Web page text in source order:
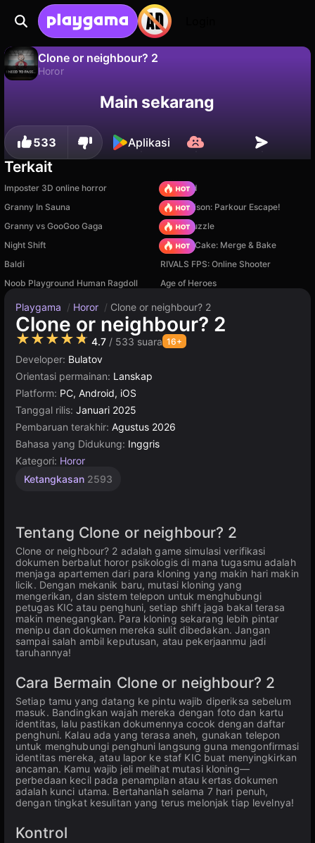
Clone or neighbour? 2
Horor
Simpan progresnya!
Main sekarang
533 Aplikasi
Terkait
Imposter 3D online horror
TB World
Granny In Sauna
Barry Prison: Parkour Escape!
Granny vs GooGoo Gaga
Arrow Puzzle
Night Shift
Piece of Cake: Merge & Bake
Baldi
RIVALS FPS: Online Shooter
Noob Playground Human Ragdoll
Age of Heroes
Playgama / Horor / Clone or neighbour? 2
Clone or neighbour? 2
★★★★★ 4.7 / 533 suara 16+
Developer: Bulatov
Orientasi permainan: Lanskap
Platform: PC, Android, iOS
Tanggal rilis: Januari 2025
Pembaruan terakhir: Agustus 2026
Bahasa yang Didukung: Inggris
Kategori: Horor
Ketangkasan 2593
Tentang Clone or neighbour? 2
Clone or neighbour? 2 adalah game simulasi verifikasi
dokumen berbalut horor psikologis di mana tugasmu adalah
menjaga apartemen dari para kloning yang makin hari makin
licik. Dengan mekanik baru, mutasi kloning yang
mengerikan, dan sistem telepon untuk menghubungi
petugas KIC atau penghuni, setiap shift jaga bakal terasa
makin menegangkan. Para kloning sekarang lebih pintar
menipu dan dokumen mereka sulit dibedakan. Jangan
sampai salah ambil keputusan, atau pekerjaanmu jadi
taruhannya!
Cara Bermain Clone or neighbour? 2
Setiap tamu yang datang ke pintu wajib diperiksa sebelum
masuk. Bandingkan wajah mereka dengan foto dan kartu
identitas, lalu pastikan dokumennya cocok dengan daftar
penghuni. Kalau ada yang terasa aneh, gunakan telepon
untuk menghubungi penghuni langsung guna mengonfirmasi
identitas mereka, atau lapor ke staf KIC buat menyingkirkan
ancaman. Kamu wajib jeli melihat mutasi kloning—
perbedaan kecil pada penampilan atau kertas dokumen
adalah kunci utama. Bertahanlah selama 7 hari penuh,
dengan tingkat kesulitan yang terus melonjak tiap levelnya!
Kontrol